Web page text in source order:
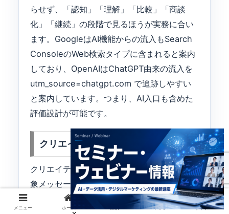
らせず、「認知」「理解」「比較」「商談
化」「継続」の段階で見るほうが実務に合い
ます。GoogleはAI機能からの流入もSearch
ConsoleのWeb検索タイプに含まれると案内
しており、OpenAIはChatGPT由来の流入を
utm_source=chatgpt.com で追跡しやすい
と案内しています。つまり、AI入口も含めた
評価設計が可能です。
クリエイティブ
クリエイティブでは、ブランド認知向けの抽
象メッセージと、比較・CV向けの具体メッセ
ージを混ぜないことが重要です。ブランドフ
メニュー ホーム トップ サイドバー